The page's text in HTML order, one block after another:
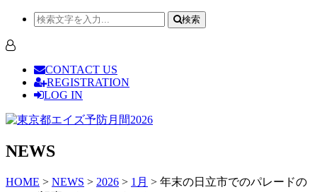
検索
CONTACT US
REGISTRATION
LOG IN
NEWS
HOME > NEWS > 2026 > 1月 > 年末の日立市でのパレードの